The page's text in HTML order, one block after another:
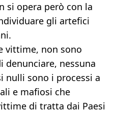
si opera però con la
gli artefici
vittime, non sono
denunciare, nessuna
nulli sono i processi a
e mafiosi che
di tratta dai Paesi